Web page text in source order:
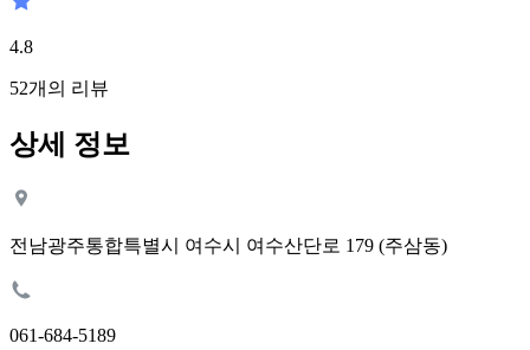
4.8
52개의 리뷰
상세 정보
전남광주통합특별시 여수시 여수산단로 179 (주삼동)
061-684-5189